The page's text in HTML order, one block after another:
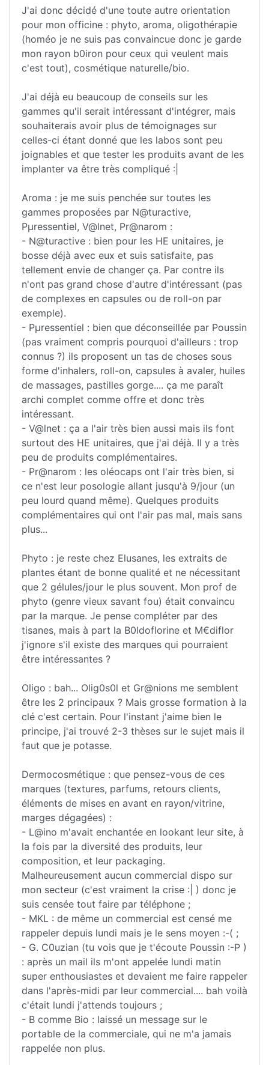
J'ai donc décidé d'une toute autre orientation
pour mon officine : phyto, aroma, oligothérapie
(homéo je ne suis pas convaincue donc je garde
mon rayon b0iron pour ceux qui veulent mais
c'est tout), cosmétique naturelle/bio.
J'ai déjà eu beaucoup de conseils sur les
gammes qu'il serait intéressant d'intégrer, mais
souhaiterais avoir plus de témoignages sur
celles-ci étant donné que les labos sont peu
joignables et que tester les produits avant de les
implanter va être très compliqué :|
Aroma : je me suis penchée sur toutes les
gammes proposées par N@turactive,
Pµressentiel, V@lnet, Pr@narom :
- N@turactive : bien pour les HE unitaires, je
bosse déjà avec eux et suis satisfaite, pas
tellement envie de changer ça. Par contre ils
n'ont pas grand chose d'autre d'intéressant (pas
de complexes en capsules ou de roll-on par
exemple).
- Pµressentiel : bien que déconseillée par Poussin
(pas vraiment compris pourquoi d'ailleurs : trop
connus ?) ils proposent un tas de choses sous
forme d'inhalers, roll-on, capsules à avaler, huiles
de massages, pastilles gorge.... ça me paraît
archi complet comme offre et donc très
intéressant.
- V@lnet : ça a l'air très bien aussi mais ils font
surtout des HE unitaires, que j'ai déjà. Il y a très
peu de produits complémentaires.
- Pr@narom : les oléocaps ont l'air très bien, si
ce n'est leur posologie allant jusqu'à 9/jour (un
peu lourd quand même). Quelques produits
complémentaires qui ont l'air pas mal, mais sans
plus...
Phyto : je reste chez Elusanes, les extraits de
plantes étant de bonne qualité et ne nécessitant
que 2 gélules/jour le plus souvent. Mon prof de
phyto (genre vieux savant fou) était convaincu
par la marque. Je pense compléter par des
tisanes, mais à part la B0ldoflorine et M€diflor
j'ignore s'il existe des marques qui pourraient
être intéressantes ?
Oligo : bah... Olig0s0l et Gr@nions me semblent
être les 2 principaux ? Mais grosse formation à la
clé c'est certain. Pour l'instant j'aime bien le
principe, j'ai trouvé 2-3 thèses sur le sujet mais il
faut que je potasse.
Dermocosmétique : que pensez-vous de ces
marques (textures, parfums, retours clients,
éléments de mises en avant en rayon/vitrine,
marges dégagées) :
- L@ino m'avait enchantée en lookant leur site, à
la fois par la diversité des produits, leur
composition, et leur packaging.
Malheureusement aucun commercial dispo sur
mon secteur (c'est vraiment la crise :| ) donc je
suis censée tout faire par téléphone ;
- MKL : de même un commercial est censé me
rappeler depuis lundi mais je le sens moyen :-( ;
- G. C0uzian (tu vois que je t'écoute Poussin :-P )
: après un mail ils m'ont appelée lundi matin
super enthousiastes et devaient me faire rappeler
dans l'après-midi par leur commercial.... bah voilà
c'était lundi j'attends toujours ;
- B comme Bio : laissé un message sur le
portable de la commerciale, qui ne m'a jamais
rappelée non plus.